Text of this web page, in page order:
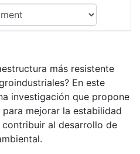
más resistente
En este
investigación que propone
mejorar la estabilidad
al desarrollo de